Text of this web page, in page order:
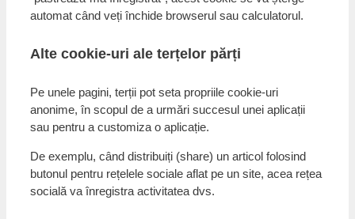
automat când veți închide browserul sau calculatorul.
Alte cookie-uri ale terțelor părți
Pe unele pagini, terții pot seta propriile cookie-uri
anonime, în scopul de a urmări succesul unei aplicații
sau pentru a customiza o aplicație.
De exemplu, când distribuiți (share) un articol folosind
butonul pentru rețelele sociale aflat pe un site, acea rețea
socială va înregistra activitatea dvs.